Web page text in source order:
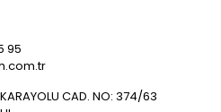
95
CAD. NO: 374/63